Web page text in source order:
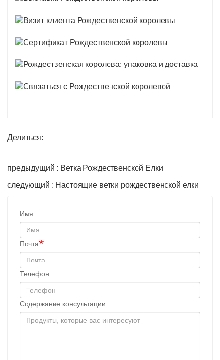
Делиться:
предыдущий : Ветка Рождественской Елки
следующий : Настоящие ветки рождественской елки
Имя
Почта
Телефон
Содержание консультации